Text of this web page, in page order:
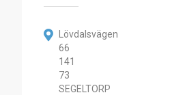
Lövdalsvägen
66
141
73
SEGELTORP